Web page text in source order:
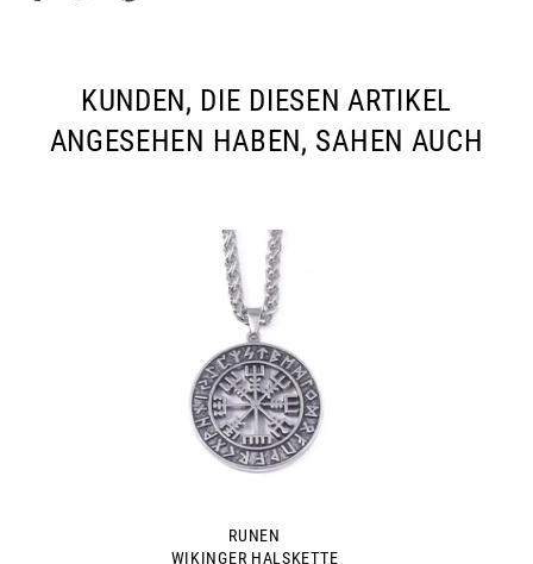
KUNDEN, DIE DIESEN ARTIKEL
ANGESEHEN HABEN, SAHEN AUCH
RUNEN
WIKINGER HALSKETTE